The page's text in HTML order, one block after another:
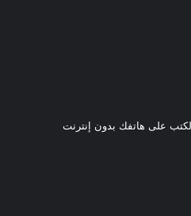
على هاتفك بدون إنترنت